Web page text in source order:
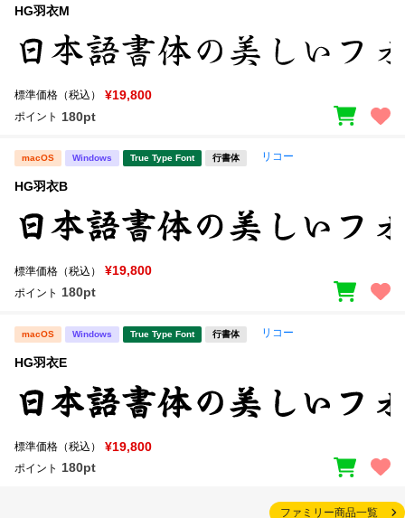
HG羽衣M
標準価格（税込） ¥19,800
ポイント 180pt
macOS Windows True Type Font 行書体 リコー
HG羽衣B
標準価格（税込） ¥19,800
ポイント 180pt
macOS Windows True Type Font 行書体 リコー
HG羽衣E
標準価格（税込） ¥19,800
ポイント 180pt
ファミリー商品一覧